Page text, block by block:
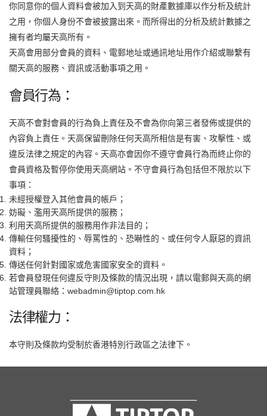
你同意你的個人資料會被加入到天高的財產數據庫以作分析及統計
之用，你個人身份不會被披露出來。而所得出的分析及統計數據之
擁有者均屬天高所有。
天高會用部分會員的資料、電郵地址或通訊地址用作介紹或聯繫有
關天高的服務、資訊或活動事項之用。
會員行為：
天高不會對會員的行為負上責任及不會為你向第三者發佈或提供的
內容負上責任。天高保留刪除任何天高所相信是有害、攻擊性、或
違反法律之規定的內容。天高亦會因你不遵守會員行為而終止你的
會員資格及暫停你使用天高網站。不守會員行為包括但不限於以下
事項：
未經授權登入其他會員的帳戶；
妨礙、濫用天高所提供的服務；
利用天高所提供的服務用作非法目的；
傳輸任何騷擾性的、辱罵性的、恐嚇性的、或任何令人厭惡的資訊
資料；
傳送任何針對國家或危害國家安全的資料。
若會員發現任何違反守則及條款的情況出現，請以電郵與天高的網
站管理員聯絡：webadmin@tiptop.com.hk
法律權力：
本守則及條款均受制於香港特別行政區之法律下。